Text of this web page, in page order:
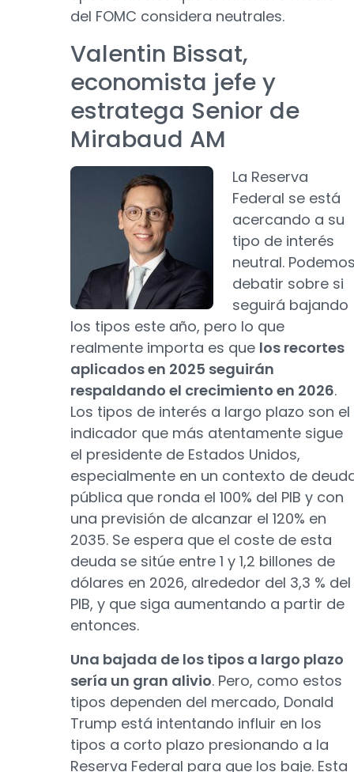
del FOMC considera neutrales.
Valentin Bissat,
economista jefe y
estratega Senior de
Mirabaud AM
La Reserva
Federal se está
acercando a su
tipo de interés
neutral.
debatir sobre si
seguirá bajando
los tipos este año, pero lo que
realmente importa es que los recortes
aplicados en 2025 seguirán
respaldando el crecimiento en 2026.
Los tipos de interés a largo plazo son el
indicador que más atentamente sigue
el presidente de Estados Unidos,
especialmente en un contexto de
pública que ronda el 100% del PIB y con
una previsión de alcanzar el 120% en
2035. Se espera que el coste de esta
deuda se sitúe entre 1 y 1,2 billones de
dólares en 2026, alrededor del 3,3 % del
PIB, y que siga aumentando a partir de
entonces.
Una bajada de los tipos a largo plazo
sería un gran alivio. Pero, como estos
tipos dependen del mercado, Donald
Trump está intentando influir en los
tipos a corto plazo presionando a la
Reserva Federal para que los baje. Esta